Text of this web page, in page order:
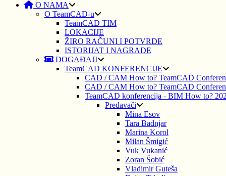
O NAMA
O TeamCAD-u
TeamCAD TIM
LOKACIJE
ŽIRO RAČUNI I POTVRDE
ISTORIJAT I NAGRADE
DOGAĐAJI
TeamCAD KONFERENCIJE
CAD / CAM How to? TeamCAD
CAD / CAM How to? TeamCAD
TeamCAD konferencija - BIM How to?
Predavači
Mina Esov
Tara Badnjar
Marina Korol
Milan Šmigić
Vuk Vukanić
Zoran Šobić
Vladimir Guteša